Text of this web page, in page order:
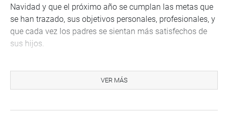
Navidad y que el próximo año se cumplan las metas que
se han trazado, sus objetivos personales, profesionales, y
que cada vez los padres se sientan más satisfechos de
sus hijos.
complemento de la celebración navideña. (LV)
Puede encontrar más información en nuestra página web
VER MÁS